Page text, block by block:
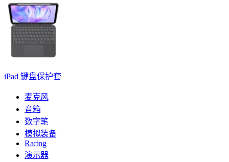
iPad 键盘保护套
麦克风
音箱
数字笔
模拟装备
Racing
演示器